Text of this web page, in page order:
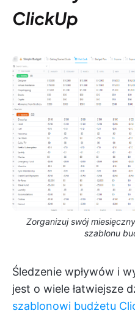
ClickUp
Zorganizuj swój
szablonu
Śledzenie wpływów i
jest o wiele łatwiejsze
szablonowi budżetu